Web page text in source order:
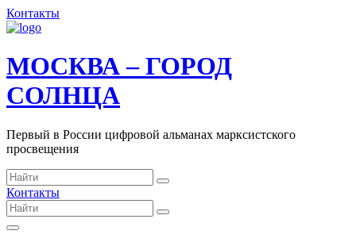
Контакты
МОСКВА – ГОРОД
СОЛНЦА
Первый в России цифровой альманах марксистского
просвещения
Контакты